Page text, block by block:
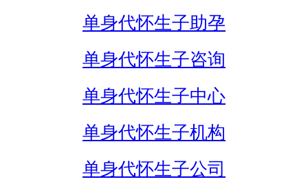
单身代怀生子助孕
单身代怀生子咨询
单身代怀生子中心
单身代怀生子机构
单身代怀生子公司